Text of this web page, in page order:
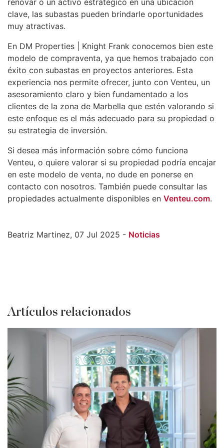
renovar o un activo estratégico en una ubicación
clave, las subastas pueden brindarle oportunidades
muy atractivas.
En DM Properties | Knight Frank conocemos bien este
modelo de compraventa, ya que hemos trabajado con
éxito con subastas en proyectos anteriores. Esta
experiencia nos permite ofrecer, junto con Venteu, un
asesoramiento claro y bien fundamentado a los
clientes de la zona de Marbella que estén valorando si
este enfoque es el más adecuado para su propiedad o
su estrategia de inversión.
Si desea más información sobre cómo funciona
Venteu, o quiere valorar si su propiedad podría encajar
en este modelo de venta, no dude en ponerse en
contacto con nosotros. También puede consultar las
propiedades actualmente disponibles en Venteu.com.
Beatriz Martinez, 07 Jul 2025 - Noticias
Artículos relacionados